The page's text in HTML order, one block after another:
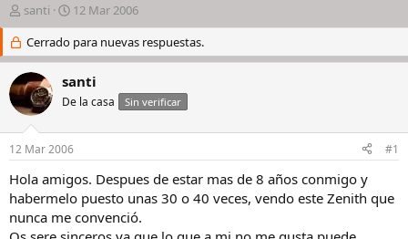
I
n
c
i
a
d
o
d
e
l
h
i
santi
F
e
c
h
d
e
i
c
i
o
12 Mar 2006
Cerrado para nuevas respuestas.
santi
De la casa Sin verificar
12 Mar 2006 #1
Hola amigos. Despues de estar mas de 8 años conmigo y
habermelo puesto unas 30 o 40 veces, vendo este Zenith que
nunca me convenció.